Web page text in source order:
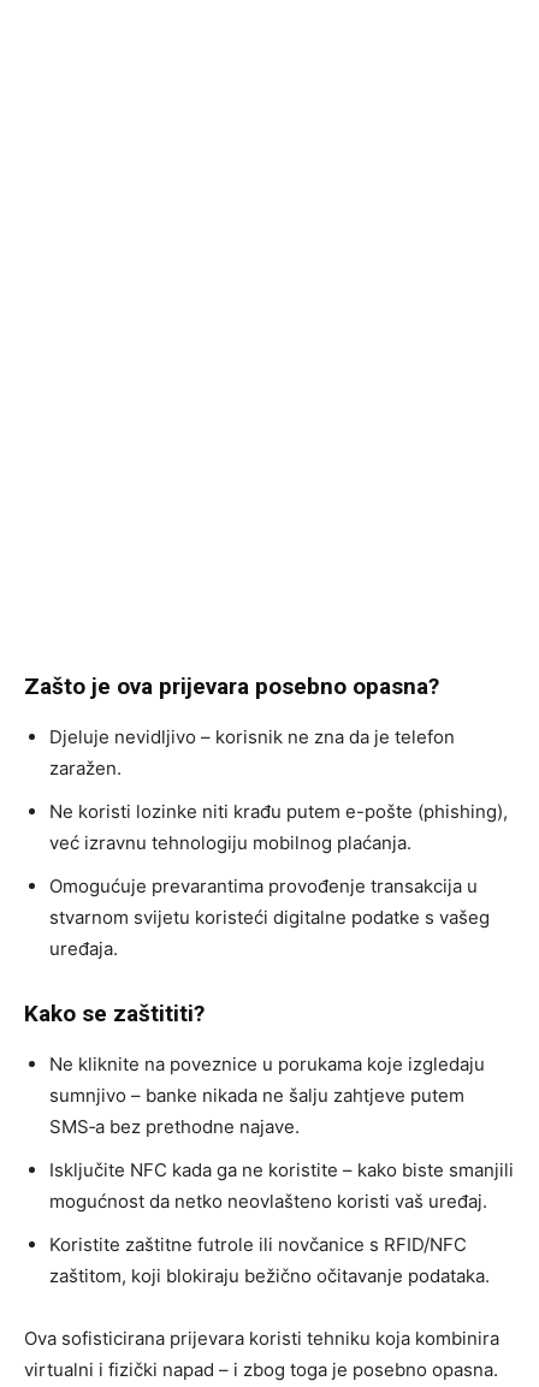
Zašto je ova prijevara posebno opasna?
Djeluje nevidljivo – korisnik ne zna da je telefon
zaražen.
Ne koristi lozinke niti krađu putem e-pošte (phishing),
već izravnu tehnologiju mobilnog plaćanja.
Omogućuje prevarantima provođenje transakcija u
stvarnom svijetu koristeći digitalne podatke s vašeg
uređaja.
Kako se zaštititi?
Ne kliknite na poveznice u porukama koje izgledaju
sumnjivo – banke nikada ne šalju zahtjeve putem
SMS‑a bez prethodne najave.
Isključite NFC kada ga ne koristite – kako biste smanjili
mogućnost da netko neovlašteno koristi vaš uređaj.
Koristite zaštitne futrole ili novčanice s RFID/NFC
zaštitom, koji blokiraju bežično očitavanje podataka.
Ova sofisticirana prijevara koristi tehniku koja kombinira
virtualni i fizički napad – i zbog toga je posebno opasna.